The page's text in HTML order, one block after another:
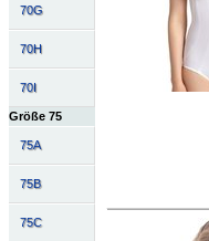
70G
70H
70I
Größe 75
75A
75B
75C